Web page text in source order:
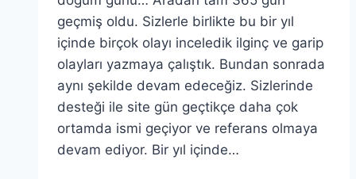
geçmiş oldu. Sizlerle birlikte bu bir yıl
içinde birçok olayı inceledik ilginç ve garip
olayları yazmaya çalıştık. Bundan sonrada
aynı şekilde devam edeceğiz. Sizlerinde
desteği ile site gün geçtikçe daha çok
ortamda ismi geçiyor ve referans olmaya
devam ediyor. Bir yıl içinde…